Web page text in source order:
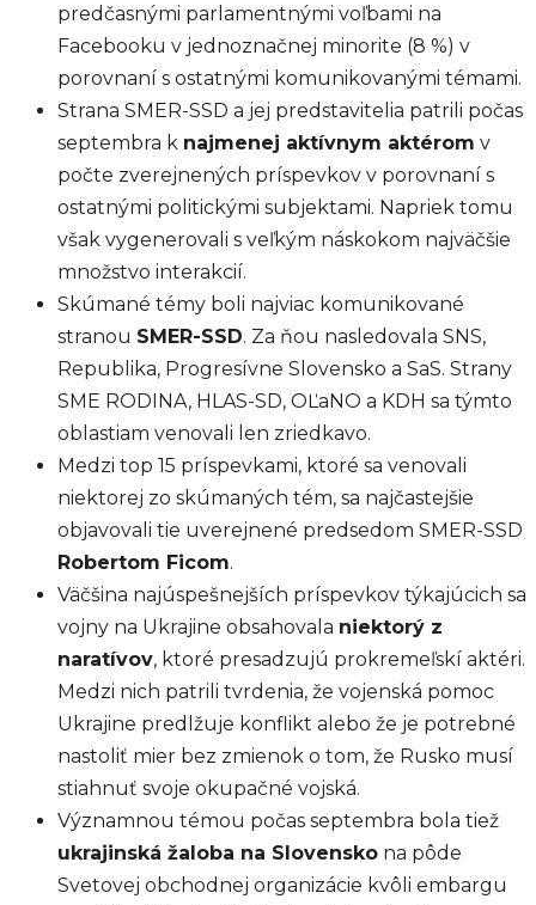
predčasnými parlamentnými voľbami na
Facebooku v jednoznačnej minorite (8 %) v
porovnaní s ostatnými komunikovanými témami.
Strana SMER-SSD a jej predstavitelia patrili počas
septembra k najmenej aktívnym aktérom v
počte zverejnených príspevkov v porovnaní s
ostatnými politickými subjektami. Napriek tomu
však vygenerovali s veľkým náskokom najväčšie
množstvo interakcií.
Skúmané témy boli najviac komunikované
stranou SMER-SSD. Za ňou nasledovala SNS,
Republika, Progresívne Slovensko a SaS. Strany
SME RODINA, HLAS-SD, OĽaNO a KDH sa týmto
oblastiam venovali len zriedkavo.
Medzi top 15 príspevkami, ktoré sa venovali
niektorej zo skúmaných tém, sa najčastejšie
objavovali tie uverejnené predsedom SMER-SSD
Robertom Ficom.
Väčšina najúspešnejších príspevkov týkajúcich sa
vojny na Ukrajine obsahovala niektorý z
naratívov, ktoré presadzujú prokremeľskí aktéri.
Medzi nich patrili tvrdenia, že vojenská pomoc
Ukrajine predlžuje konflikt alebo že je potrebné
nastoliť mier bez zmienok o tom, že Rusko musí
stiahnuť svoje okupačné vojská.
Významnou témou počas septembra bola tiež
ukrajinská žaloba na Slovensko na pôde
Svetovej obchodnej organizácie kvôli embargu